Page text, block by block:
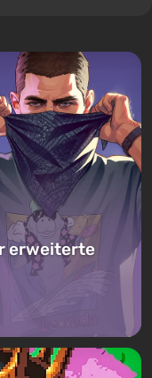
erweiterte